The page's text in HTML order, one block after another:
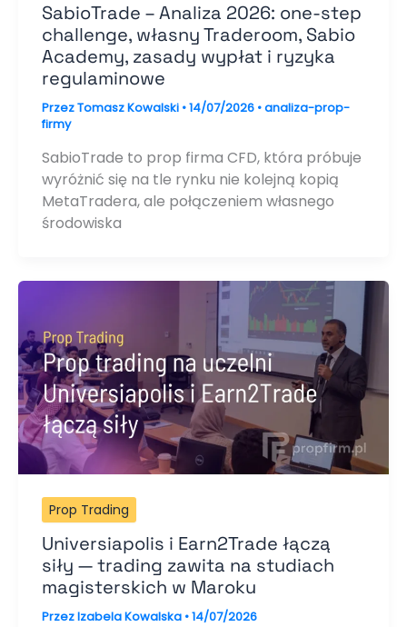
SabioTrade – Analiza 2026: one-step
challenge, własny Traderoom, Sabio
Academy, zasady wypłat i ryzyka
regulaminowe
PrzezTomasz Kowalski •14/07/2026 •analiza-prop-
firmy
SabioTrade to prop firma CFD, która próbuje
wyróżnić się na tle rynku nie kolejną kopią
MetaTradera, ale połączeniem własnego
środowiska
Prop Trading
Universiapolis i Earn2Trade łączą
siły — trading zawita na studiach
magisterskich w Maroku
PrzezIzabela Kowalska •14/07/2026